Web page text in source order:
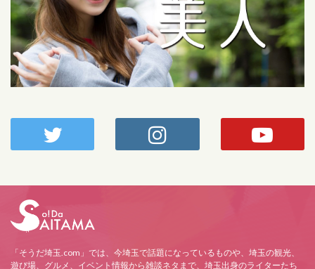
「そうだ埼玉.com」では、今埼玉で話題になっているものや、埼玉の観光、
遊び場、グルメ、イベント情報から雑談ネタまで、埼玉出身のライターたち